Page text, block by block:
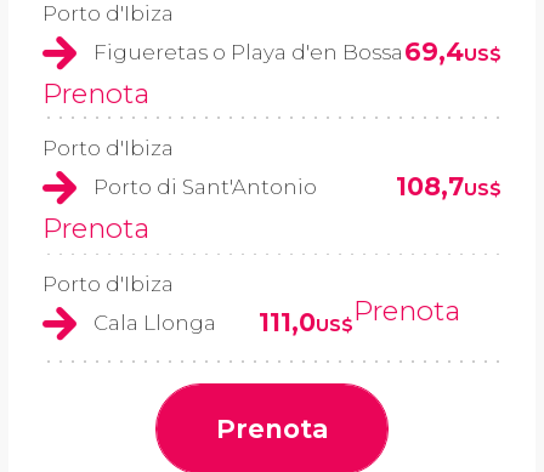
Porto d'Ibiza
Figueretas o Playa d'en Bossa 69,4US$
Prenota
Porto d'Ibiza
Porto di Sant'Antonio
108,7US$
Prenota
Porto d'Ibiza
Cala Llonga
111,0US$Prenota
Prenota